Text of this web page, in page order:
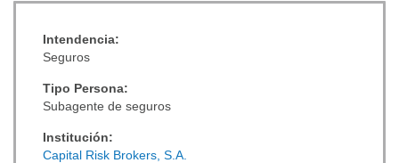
Intendencia:
Seguros
Tipo Persona:
Subagente de seguros
Institución:
Capital Risk Brokers, S.A.